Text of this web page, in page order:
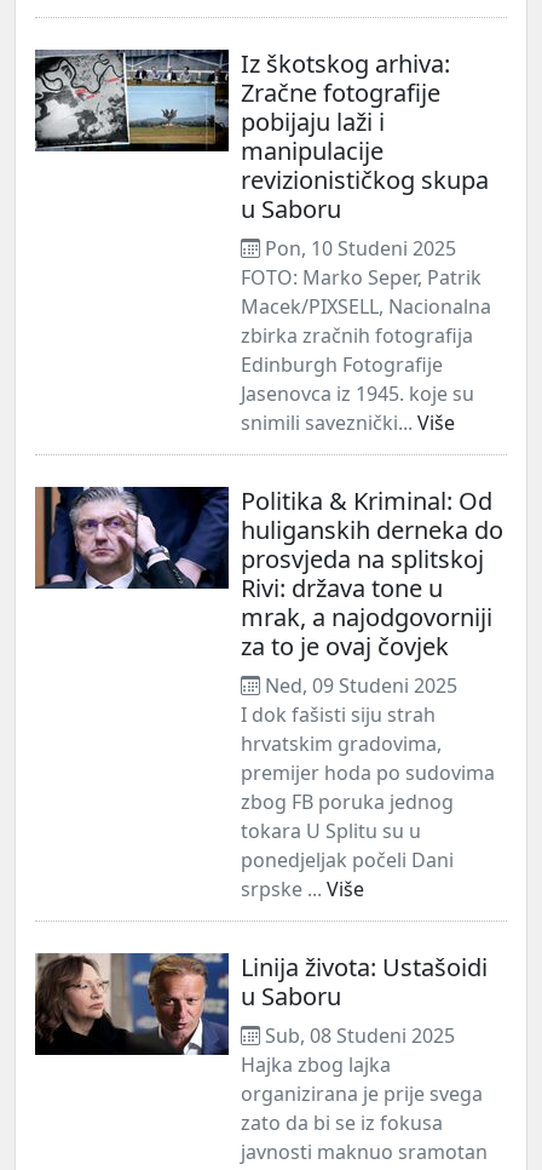
Iz škotskog arhiva:
Zračne fotografije
pobijaju laži i
manipulacije
revizionističkog skupa
u Saboru
Pon, 10 Studeni 2025
FOTO: Marko Seper, Patrik
Macek/PIXSELL, Nacionalna
zbirka zračnih fotografija
Edinburgh Fotografije
Jasenovca iz 1945. koje su
snimili saveznički... Više
Politika & Kriminal: Od
huliganskih derneka do
prosvjeda na splitskoj
Rivi: država tone u
mrak, a najodgovorniji
za to je ovaj čovjek
Ned, 09 Studeni 2025
I dok fašisti siju strah
hrvatskim gradovima,
premijer hoda po sudovima
zbog FB poruka jednog
tokara U Splitu su u
ponedjeljak počeli Dani
srpske ... Više
Linija života: Ustašoidi
u Saboru
Sub, 08 Studeni 2025
Hajka zbog lajka
organizirana je prije svega
zato da bi se iz fokusa
javnosti maknuo sramotan